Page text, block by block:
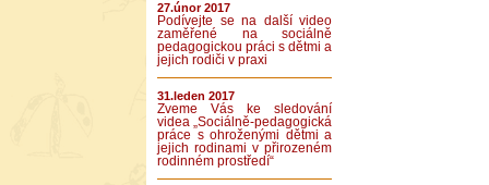
27.únor 2017
Podívejte se na další video
zaměřené na sociálně
pedagogickou práci s dětmi a
jejich rodiči v praxi
31.leden 2017
Zveme Vás ke sledování
videa „Sociálně-pedagogická
práce s ohroženými dětmi a
jejich rodinami v přirozeném
rodinném prostředí“